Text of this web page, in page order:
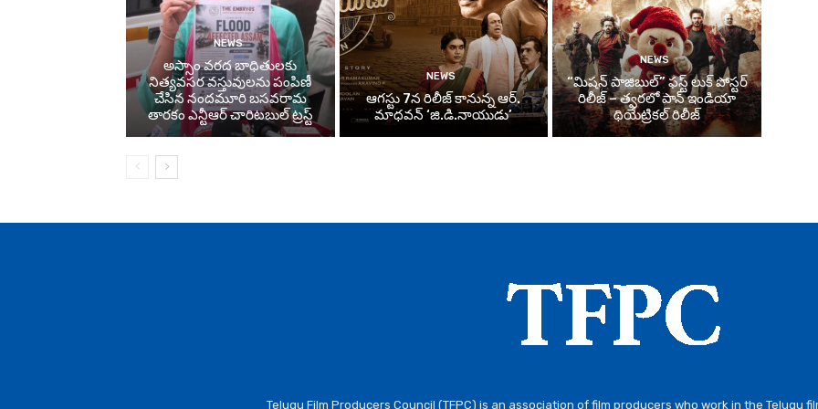
NEWS
అస్సాం వరద బాధితులకు
నిత్యవసర వస్తువులను పంపిణీ
చేసిన నందమూరి బసవరామ
తారకం ఎన్టీఆర్ చారిటబుల్ ట్రస్ట్
NEWS
ఆగస్టు 7న రిలీజ్ కానున్న ఆర్‌.
మాధవన్‌ ‘జి.డి.నాయుడు’
NEWS
“మిషన్ పాజిబుల్” ఫస్ట్ లుక్ పోస్టర్
రిలీజ్ – త్వరలో పాన్ ఇండియా
థియేట్రికల్ రిలీజ్
Telugu Film Producers Council (TFPC) is an association of film producers who work in the Telugu